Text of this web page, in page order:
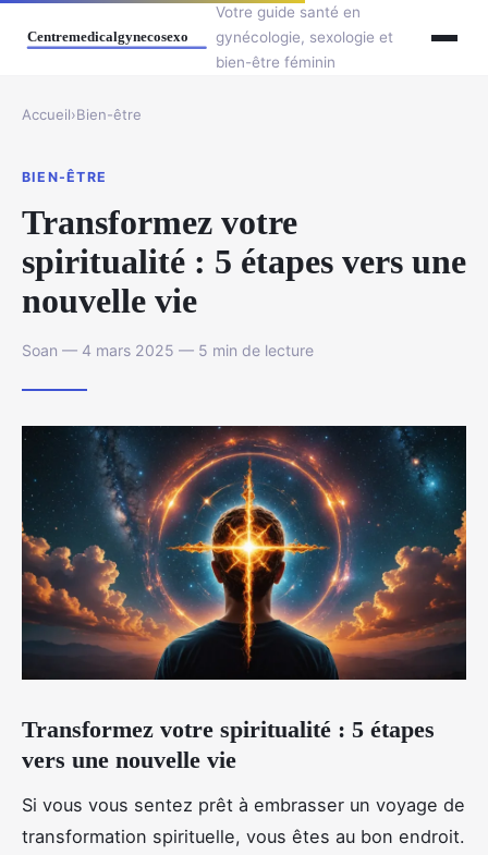
Votre guide santé en
gynécologie, sexologie et
bien-être féminin
Accueil›Bien-être
BIEN-ÊTRE
Transformez votre
spiritualité : 5 étapes vers une
nouvelle vie
Soan — 4 mars 2025 — 5 min de lecture
Transformez votre spiritualité : 5 étapes
vers une nouvelle vie
Si vous vous sentez prêt à embrasser un voyage de
transformation spirituelle, vous êtes au bon endroit.